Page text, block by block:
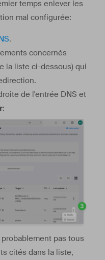
temps enlever les
mal configurée:
.
concernés
la liste ci-dessous) qui
de l'entrée DNS et
:
pas tous
cités dans la liste,